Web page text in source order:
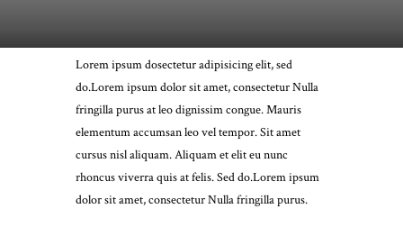
Lorem ipsum dosectetur adipisicing elit, sed
do.Lorem ipsum dolor sit amet, consectetur Nulla
fringilla purus at leo dignissim congue. Mauris
elementum accumsan leo vel tempor. Sit amet
cursus nisl aliquam. Aliquam et elit eu nunc
rhoncus viverra quis at felis. Sed do.Lorem ipsum
dolor sit amet, consectetur Nulla fringilla purus.